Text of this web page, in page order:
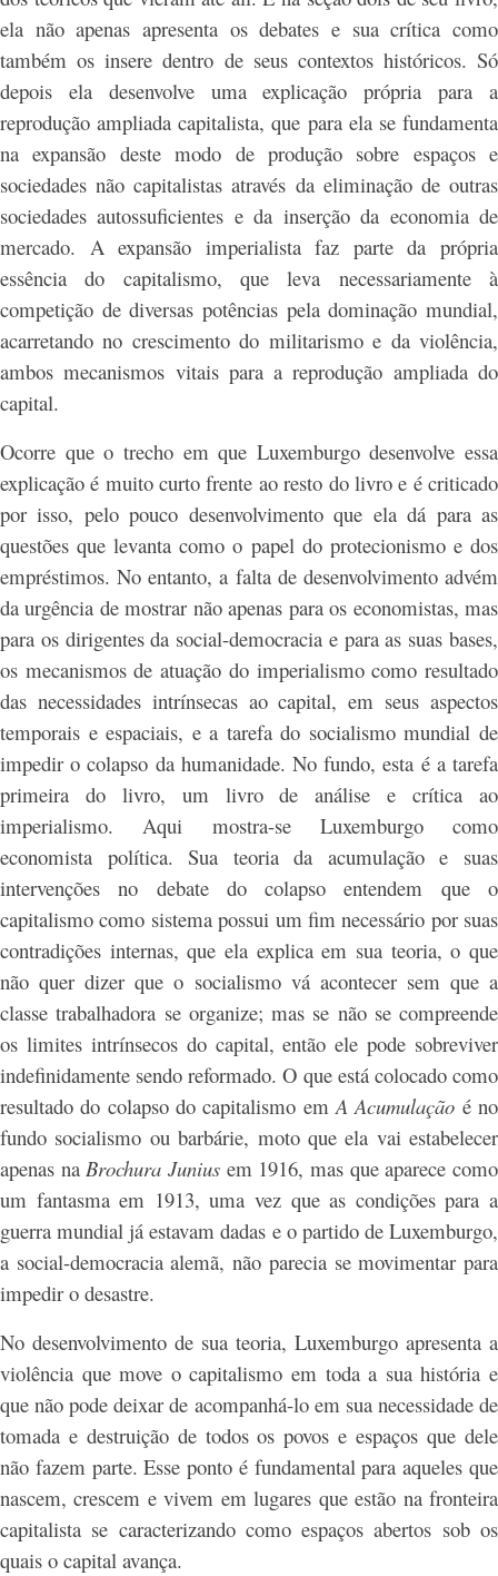
ela não apenas apresenta os debates e sua crítica como
também os insere dentro de seus contextos históricos. Só
depois ela desenvolve uma explicação própria para a
reprodução ampliada capitalista, que para ela se fundamenta
na expansão deste modo de produção sobre espaços e
sociedades não capitalistas através da eliminação de outras
sociedades autossuficientes e da inserção da economia de
mercado. A expansão imperialista faz parte da própria
essência do capitalismo, que leva necessariamente à
competição de diversas potências pela dominação mundial,
acarretando no crescimento do militarismo e da violência,
ambos mecanismos vitais para a reprodução ampliada do
capital.
Ocorre que o trecho em que Luxemburgo desenvolve essa
explicação é muito curto frente ao resto do livro e é criticado
por isso, pelo pouco desenvolvimento que ela dá para as
questões que levanta como o papel do protecionismo e dos
empréstimos. No entanto, a falta de desenvolvimento advém
da urgência de mostrar não apenas para os economistas, mas
para os dirigentes da social-democracia e para as suas bases,
os mecanismos de atuação do imperialismo como resultado
das necessidades intrínsecas ao capital, em seus aspectos
temporais e espaciais, e a tarefa do socialismo mundial de
impedir o colapso da humanidade. No fundo, esta é a tarefa
primeira do livro, um livro de análise e crítica ao
imperialismo. Aqui mostra-se Luxemburgo como
economista política. Sua teoria da acumulação e suas
intervenções no debate do colapso entendem que o
capitalismo como sistema possui um fim necessário por suas
contradições internas, que ela explica em sua teoria, o que
não quer dizer que o socialismo vá acontecer sem que a
classe trabalhadora se organize; mas se não se compreende
os limites intrínsecos do capital, então ele pode sobreviver
indefinidamente sendo reformado. O que está colocado como
resultado do colapso do capitalismo emA Acumulação é no
fundo socialismo ou barbárie, moto que ela vai estabelecer
apenas naBrochura Junius em 1916, mas que aparece como
um fantasma em 1913, uma vez que as condições para a
guerra mundial já estavam dadas e o partido de Luxemburgo,
a social-democracia alemã, não parecia se movimentar para
impedir o desastre.
No desenvolvimento de sua teoria, Luxemburgo apresenta a
violência que move o capitalismo em toda a sua história e
que não pode deixar de acompanhá-lo em sua necessidade de
tomada e destruição de todos os povos e espaços que dele
não fazem parte. Esse ponto é fundamental para aqueles que
nascem, crescem e vivem em lugares que estão na fronteira
capitalista se caracterizando como espaços abertos sob os
quais o capital avança.